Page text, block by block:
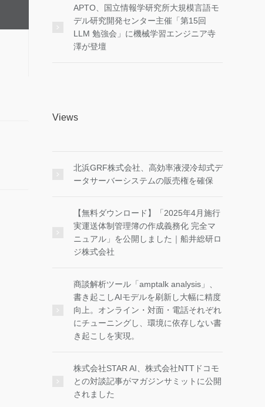
APTO、国立情報学研究所大規模言語モ
デル研究開発センター主催「第15回
LLM 勉強会」に機械学習エンジニア寺
澤が登壇
Views
北浜GRF株式会社、高効率液浸冷却式デ
ータサーバーシステムの販売権を確保
【無料ダウンロード】「2025年4月施行
実運送体制管理簿の作成義務化 完全マ
ニュアル」を公開しました｜船井総研ロ
ジ株式会社
商談解析ツール「amptalk analysis」、
書き起こしAIモデルを刷新し大幅に精度
向上。オンライン・対面・電話それぞれ
にチューニングし、環境に依存しない書
き起こしを実現。
株式会社STAR AI、株式会社NTTドコモ
との対談記事がマガジンサミットに公開
されました